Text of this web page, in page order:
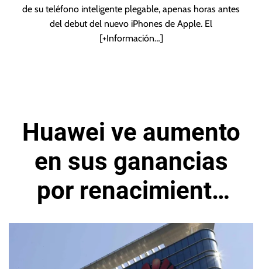
de su teléfono inteligente plegable, apenas horas antes
del debut del nuevo iPhones de Apple. El
[+Información…]
Huawei ve aumento
en sus ganancias
por renacimiento
de sus teléfonos
inteligentes